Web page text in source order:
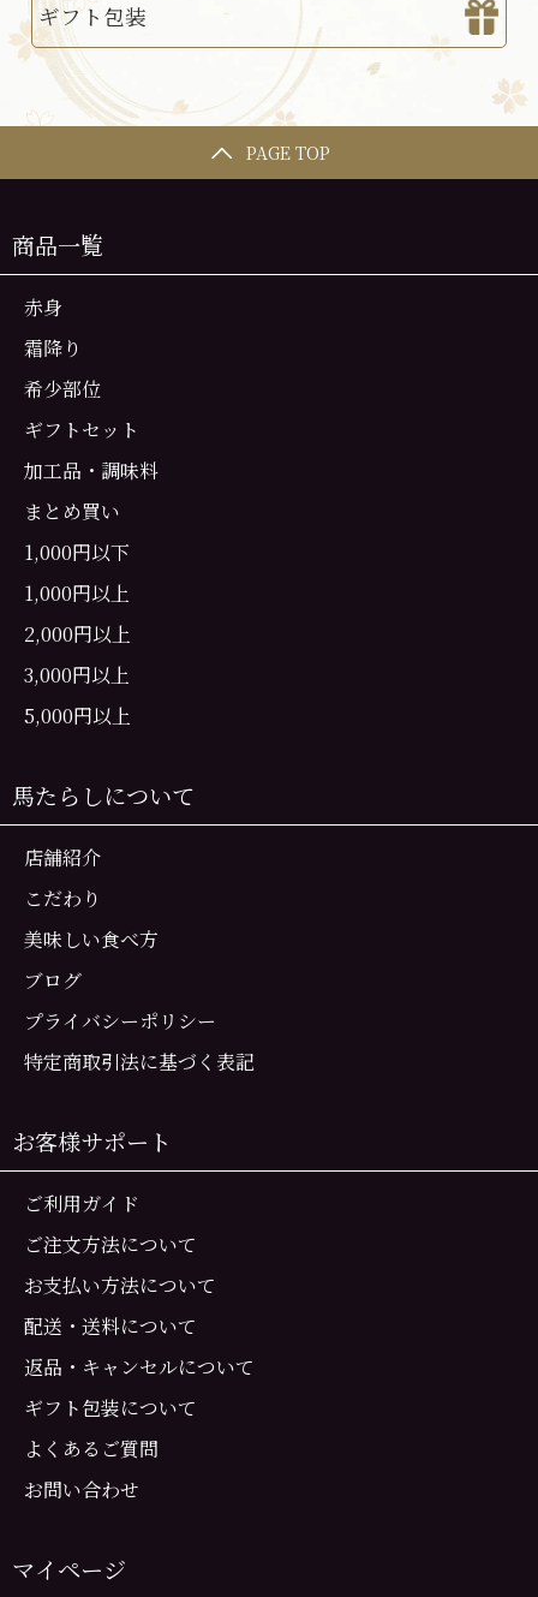
ギフト包装
PAGE TOP
商品一覧
赤身
霜降り
希少部位
ギフトセット
加工品・調味料
まとめ買い
1,000円以下
1,000円以上
2,000円以上
3,000円以上
5,000円以上
馬たらしについて
店舗紹介
こだわり
美味しい食べ方
ブログ
プライバシーポリシー
特定商取引法に基づく表記
お客様サポート
ご利用ガイド
ご注文方法について
お支払い方法について
配送・送料について
返品・キャンセルについて
ギフト包装について
よくあるご質問
お問い合わせ
マイページ